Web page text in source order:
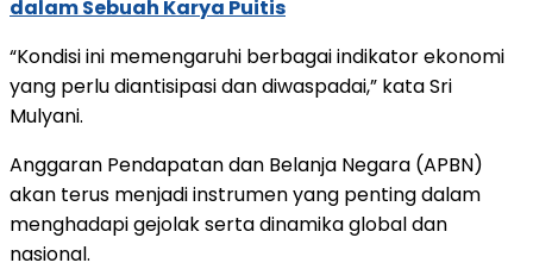
dalam Sebuah Karya Puitis
“Kondisi ini memengaruhi berbagai indikator ekonomi
yang perlu diantisipasi dan diwaspadai,” kata Sri
Mulyani.
Anggaran Pendapatan dan Belanja Negara (APBN)
akan terus menjadi instrumen yang penting dalam
menghadapi gejolak serta dinamika global dan
nasional.